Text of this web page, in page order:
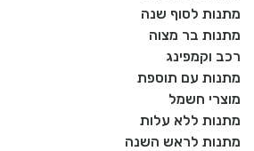
מתנות לסוף שנה
מתנות בר מצוה
רכב וקמפינג
מתנות עם תוספת
מוצרי חשמל
מתנות ללא עלות
מתנות לראש השנה